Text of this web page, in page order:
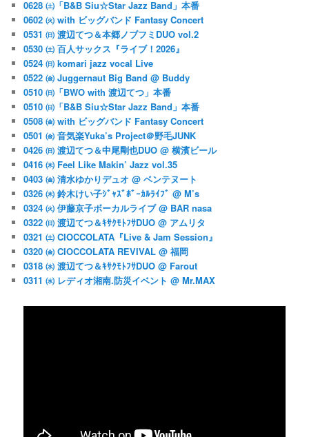
0628 ㈯「B&B Siu☆Star Jazz Band」本番
0602 ㈫ with ビッグバンド Fantasy Concert
0531 ㈰ 渡辺てつ＆本郷ノブフミDUO vol.2
0530 ㈯ 百人サックス『ライブ！2026』
0524 ㈰ komari jazz vocal Live
0522 ㈮ Juggernaut Big Band @ Buddy
0510 ㈰「BWO with 渡辺てつ」本番
0510 ㈰「B&B Siu☆Star Jazz Band」本番
0508 ㈮ with ビッグバンド Fantasy Concert
0501 ㈮ 音気楽Yuka’s Project＠野毛JUNK
0426 ㈰ 渡辺てつ＆中尾剛也DUO @ 横濱ビール
0416 ㈭ Feel Like Makin’ Jazz vol.35
0403 ㈮ 清水ゆかりデュオ @ ベンテヌート
0326 ㈭ 鈴木けい子ｼﾞｬｽﾞﾎﾞｰｶﾙﾗｲﾌﾞ @ M’s
0324 ㈫ 伊藤京子ボーカルライブ @ BAR nasa
0322 ㈰ 渡辺てつ＆ｷｻｸﾓﾄﾌｻDUO @ アムリタ
0321 ㈯ CIOCCOLATA『Live & Jam Session』
0320 ㈮ CIOCCOLATA REVIVAL @ 福岡
0318 ㈬ 渡辺てつ＆ｷｻｸﾓﾄﾌｻDUO @ Farout
0311 ㈬ レディオ湘南.防災イベント @ Mr.MAX